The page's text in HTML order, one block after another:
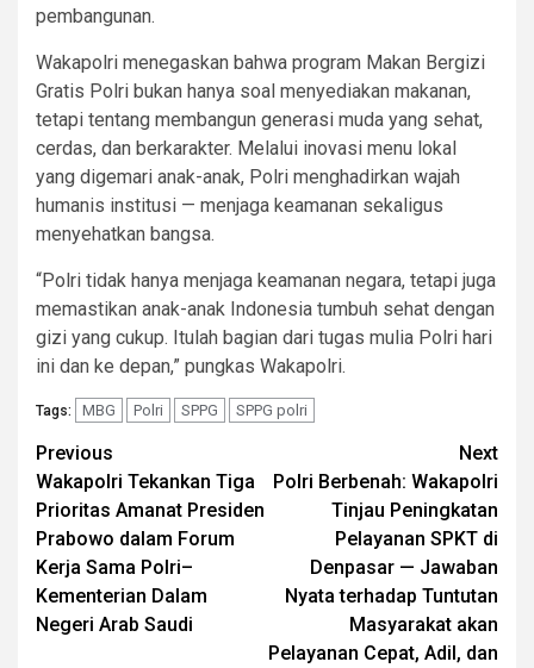
pembangunan.
Wakapolri menegaskan bahwa program Makan Bergizi
Gratis Polri bukan hanya soal menyediakan makanan,
tetapi tentang membangun generasi muda yang sehat,
cerdas, dan berkarakter. Melalui inovasi menu lokal
yang digemari anak-anak, Polri menghadirkan wajah
humanis institusi — menjaga keamanan sekaligus
menyehatkan bangsa.
“Polri tidak hanya menjaga keamanan negara, tetapi juga
memastikan anak-anak Indonesia tumbuh sehat dengan
gizi yang cukup. Itulah bagian dari tugas mulia Polri hari
ini dan ke depan,” pungkas Wakapolri.
Tags: MBG Polri SPPG SPPG polri
Post
navigation
Previous
Wakapolri Tekankan Tiga
Prioritas Amanat Presiden
Prabowo dalam Forum
Kerja Sama Polri–
Kementerian Dalam
Negeri Arab Saudi
Next
Polri Berbenah: Wakapolri
Tinjau Peningkatan
Pelayanan SPKT di
Denpasar — Jawaban
Nyata terhadap Tuntutan
Masyarakat akan
Pelayanan Cepat, Adil, dan